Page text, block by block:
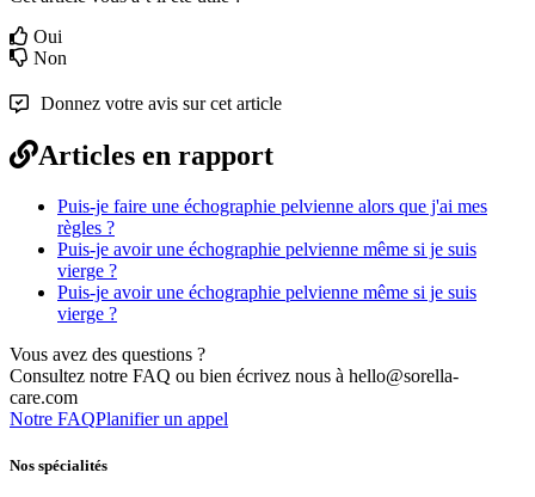
Oui
Non
Donnez votre avis sur cet article
Articles en rapport
Puis-je faire une échographie pelvienne alors que j'ai mes
règles ?
Puis-je avoir une échographie pelvienne même si je suis
vierge ?
Puis-je avoir une échographie pelvienne même si je suis
vierge ?
Vous avez des questions ?
Consultez notre FAQ ou bien écrivez nous à hello@sorella-
care.com
Notre FAQPlanifier un appel
Nos spécialités